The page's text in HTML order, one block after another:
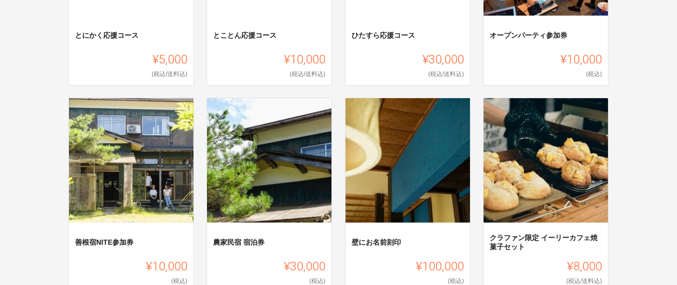
とにかく応援コース
¥5,000
(税込/送料込)
とことん応援コース
¥10,000
(税込/送料込)
ひたすら応援コース
¥30,000
(税込/送料込)
オープンパーティ参加券
¥10,000
(税込)
善根宿NITE参加券
¥10,000
(税込)
農家民宿 宿泊券
¥30,000
(税込)
壁にお名前刻印
¥100,000
(税込)
クラファン限定 イーリーカフェ焼
菓子セット
¥8,000
(税込/送料込)